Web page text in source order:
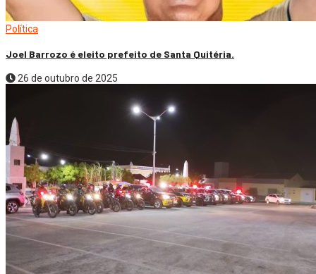
Política
Joel Barrozo é eleito prefeito de Santa Quitéria.
26 de outubro de 2025